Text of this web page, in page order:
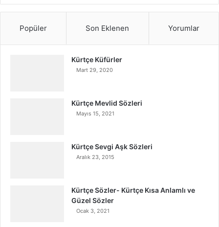
Popüler Son Eklenen Yorumlar
Kürtçe Küfürler
Mart 29, 2020
Kürtçe Mevlid Sözleri
Mayıs 15, 2021
Kürtçe Sevgi Aşk Sözleri
Aralık 23, 2015
Kürtçe Sözler- Kürtçe Kısa Anlamlı ve
Güzel Sözler
Ocak 3, 2021